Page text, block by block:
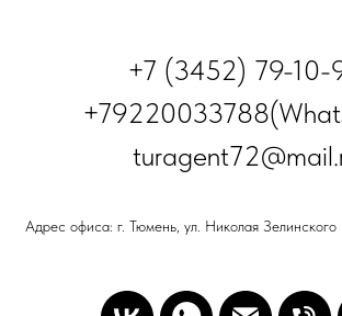
+7 (3452) 79-10-
Адрес офиса: г. Тюмень, ул. Николая Зелинского